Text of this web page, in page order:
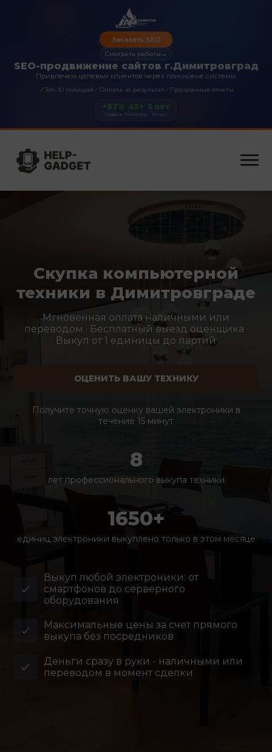
SEO-продвижение сайтов г.Димитровград
Привлечем целевых клиентов через поисковые системы
✓Топ-10 позиций ✓Оплата за результат✓ Прозрачные отчеты
Заказать SEO
Смотреть работы →
+87%
Трафик
45+
Проекты
5 лет
Опыт
Скупка компьютерной
техники в Димитровграде
Мгновенная оплата наличными или
переводом · Бесплатный выезд оценщика ·
Выкуп от 1 единицы до партий
ОЦЕНИТЬ ВАШУ ТЕХНИКУ
Получите точную оценку вашей электроники в
течение 15 минут
8
лет профессионального выкупа техники
1650+
единиц электроники выкуплено только в этом месяце
Выкуп любой электроники: от
смартфонов до серверного
оборудования
Максимальные цены за счет прямого
выкупа без посредников
Деньги сразу в руки - наличными или
переводом в момент сделки